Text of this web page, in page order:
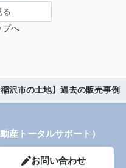
る
プへ
稲沢市の土地】過去の販売事例
産トータルサポート）
お問い合わせ